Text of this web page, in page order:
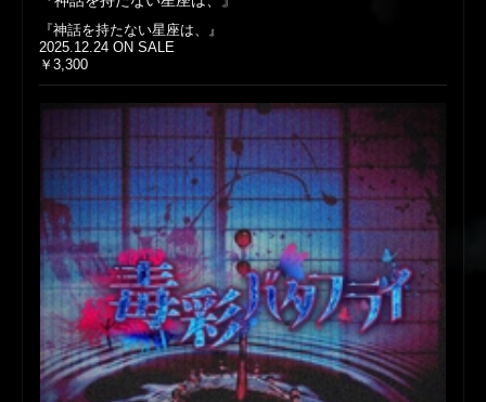
『神話を持たない星座は、』
2025.12.24 ON SALE
￥3,300